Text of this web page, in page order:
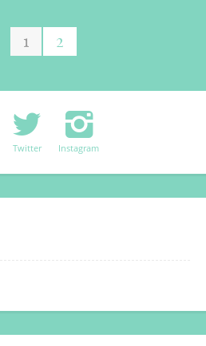
1 2
Twitter Instagram